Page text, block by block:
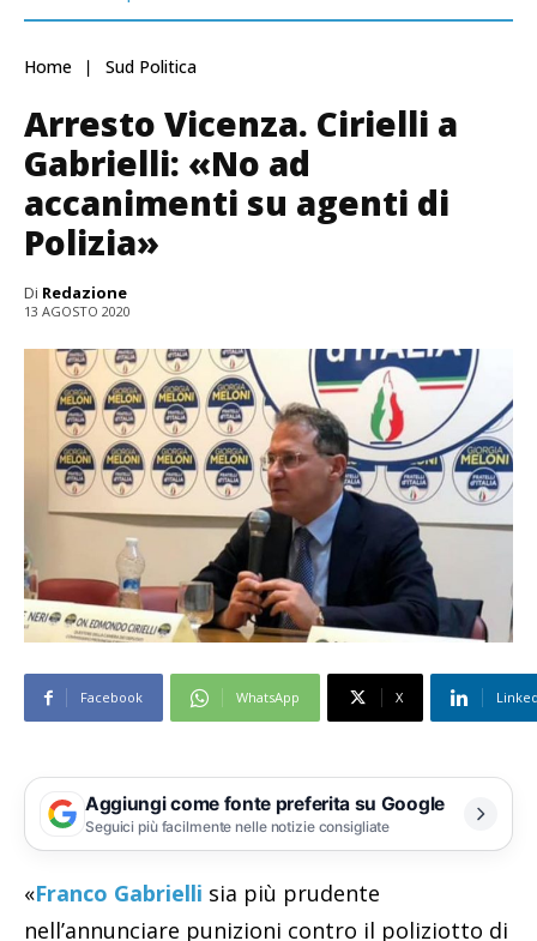
Home Sud Politica
Arresto Vicenza. Cirielli a
Gabrielli: «No ad
accanimenti su agenti di
Polizia»
Di Redazione
13 AGOSTO 2020
Facebook WhatsApp X
Aggiungi come fonte preferita su Google
Seguici più facilmente nelle notizie consigliate
«Franco Gabrielli sia più prudente
nell’annunciare punizioni contro il poliziotto di